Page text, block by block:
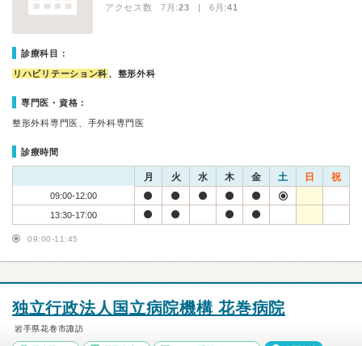
アクセス数 7月:23 | 6月:41
診療科目：
リハビリテーション科 、整形外科
専門医・資格：
整形外科専門医、手外科専門医
診療時間
月 火 水 木 金 土 日 祝
09:00-12:00
13:30-17:00
09:00-11:45
独立行政法人国立病院機構 花巻病院
岩手県花巻市諏訪